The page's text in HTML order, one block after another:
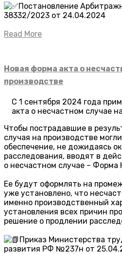
Постановление
38332/2023 от 24.04.2024
Read More
Новая форма акта о
производстве
С 1 сентября 2024 года
акта о несчастном случае
Чтобы пострадавшие в
случая на производстве
обеспечение, не дожидаясь
расследования, вводят в
о несчастном случае – Форма
Ее будут оформлять на
уже установлено, что
именно производственный
установления всех причин
решение о продлении
Приказ Министерства
развития РФ №237н от